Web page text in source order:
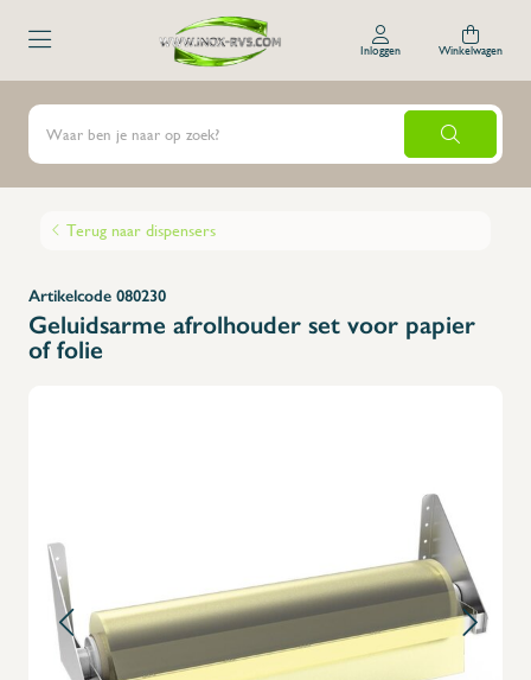
Inloggen Winkelwagen
Terug naar dispensers
Artikelcode 080230
Geluidsarme afrolhouder set voor papier
of folie